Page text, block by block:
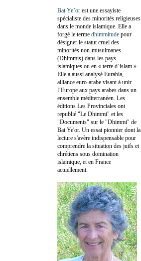
Bat Ye’or est une essayiste
spécialiste des minorités religieuses
dans le monde islamique. Elle a
forgé le terme dhimmitude pour
désigner le statut cruel des
minorités non-musulmanes
(Dhimmis) dans les pays
islamiques ou en « terre d’islam ».
Elle a aussi analysé Eurabia,
alliance euro-arabe visant à unir
l’Europe aux pays arabes dans un
ensemble méditerranéen. Les
éditions Les Provinciales ont
republié "Le Dhimmi" et les
"Documents" sur le "Dhimmi" de
Bat Ye'or. Un essai pionnier dont la
lecture s'avère indispensable pour
comprendre la situation des juifs et
chrétiens sous domination
islamique, et en France
actuellement.